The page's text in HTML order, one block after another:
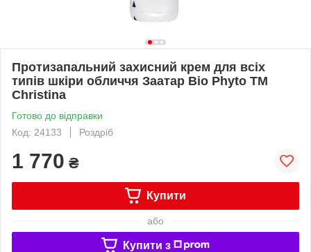
Протизапальний захисний крем для всіх
типів шкіри обличчя Заатар Bio Phyto TM
Christina
Готово до відправки
Код: 24133
Роздріб
1 770 ₴
Купити
або
Купити з